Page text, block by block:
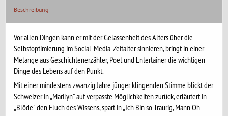
Beschreibung
Vor allen Dingen kann er mit der Gelassenheit des Alters über die
Selbstoptimierung im Social-Media-Zeitalter sinnieren, bringt in einer
Melange aus Geschichtenerzähler, Poet und Entertainer die wichtigen
Dinge des Lebens auf den Punkt.
Mit einer mindestens zwanzig Jahre jünger klingenden Stimme blickt der
Schweizer in „Marilyn" auf verpasste Möglichkeiten zurück, erläutert in
„Blöde" den Fluch des Wissens, spart in „Ich Bin so Traurig, Mann Oh